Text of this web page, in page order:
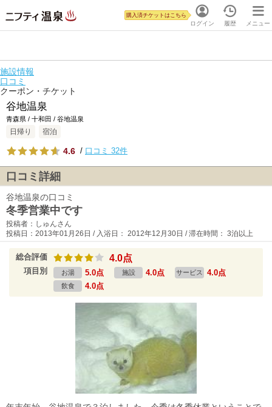
ログイン
購入済チケットはこちら
履歴 メニュー
施設情報
口コミ
クーポン・チケット
谷地温泉
青森県 / 十和田 / 谷地温泉
日帰り 宿泊
4.6 / 口コミ 32件
口コミ詳細
谷地温泉の口コミ
冬季営業中です
投稿者：しゅんさん
投稿日：2013年01月26日 / 入浴日： 2012年12月30日 / 滞在時間： 3泊以上
総合評価 4.0点
項目別 お湯 5.0点 施設 4.0点 サービス 4.0点
飲食 4.0点